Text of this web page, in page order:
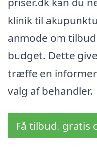
klinik til
anmode om
budget. Dette
træffe en
valg af behandler.
Få tilbud, gratis